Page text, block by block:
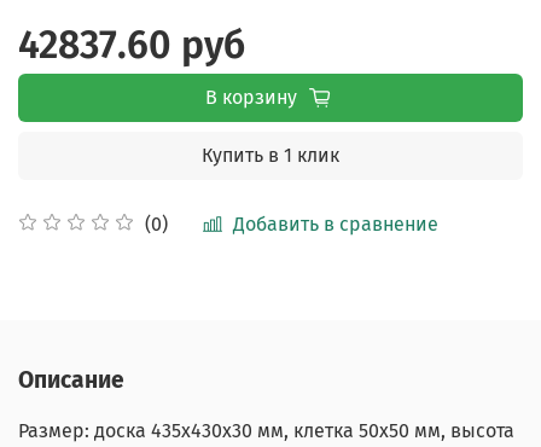
(0) Добавить в сравнение
42837.60 руб
В корзину
Купить в 1 клик
Описание
Размер: доска 435х430х30 мм, клетка 50х50 мм, высота